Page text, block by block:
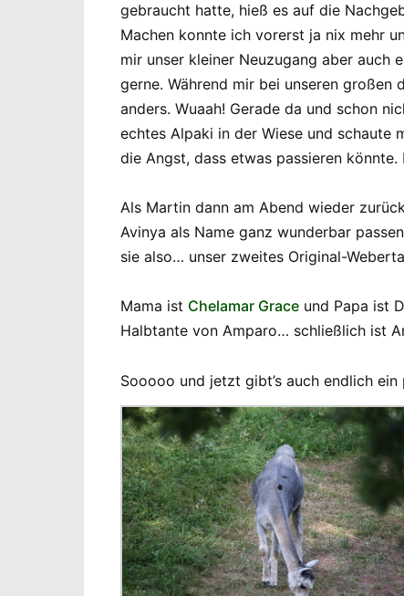
gebraucht hatte, hieß es auf die
Machen konnte ich vorerst ja nix mehr
mir unser kleiner Neuzugang aber auch
gerne. Während mir bei unseren
anders. Wuaah! Gerade da und schon
echtes Alpaki in der Wiese und schaute
die Angst, dass etwas passieren
Als Martin dann am Abend wieder
Avinya als Name ganz wunderbar
sie also… unser zweites Original-
Mama ist Chelamar Grace und Papa ist
Halbtante von Amparo… schließlich ist
Sooooo und jetzt gibt’s auch endlich ein